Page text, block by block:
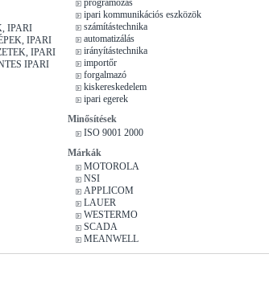
IPARI
IPARI
IPARI
IPARI
ipari kommunikációs eszközök
számítástechnika
automatizálás
irányítástechnika
importőr
forgalmazó
kiskereskedelem
ipari egerek
Minősítések
ISO 9001 2000
Márkák
MOTOROLA
NSI
APPLICOM
LAUER
WESTERMO
SCADA
MEANWELL